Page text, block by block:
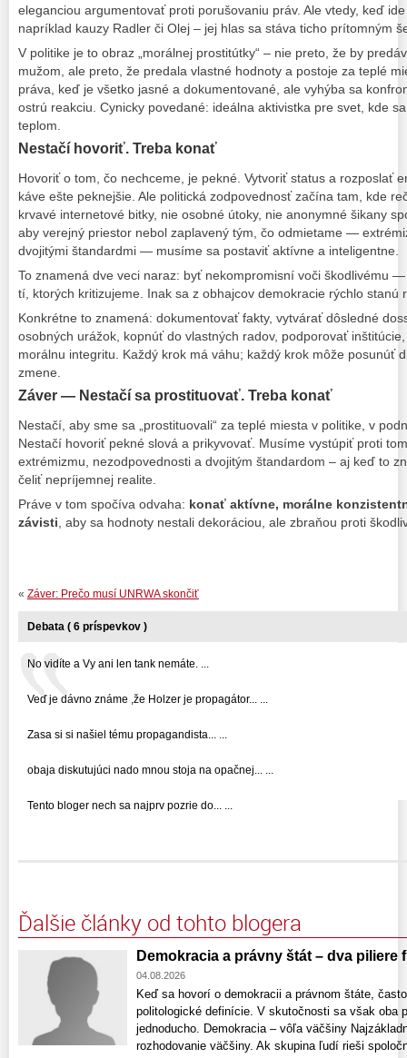
eleganciou argumentovať proti porušovaniu práv. Ale vtedy, keď
napríklad kauzy Radler či Olej – jej hlas sa stáva ticho prítomným
V politike je to obraz „morálnej prostitútky“ – nie preto, že by
mužom, ale preto, že predala vlastné hodnoty a postoje za teplé
práva, keď je všetko jasné a dokumentované, ale vyhýba sa
ostrú reakciu. Cynicky povedané: ideálna aktivistka pre svet, kde
teplom.
Nestačí hovoriť. Treba konať
Hovoriť o tom, čo nechceme, je pekné. Vytvoriť status a rozposlať
káve ešte peknejšie. Ale politická zodpovednosť začína tam, kde
krvavé internetové bitky, nie osobné útoky, nie anonymné šikany
aby verejný priestor nebol zaplavený tým, čo odmietame —
dvojitými štandardmi — musíme sa postaviť aktívne a inteligentne.
To znamená dve veci naraz: byť nekompromisní voči škodlivému
tí, ktorých kritizujeme. Inak sa z obhajcov demokracie rýchlo stanú
Konkrétne to znamená: dokumentovať fakty, vytvárať dôsledné
osobných urážok, kopnúť do vlastných radov, podporovať
morálnu integritu. Každý krok má váhu; každý krok môže posunúť
zmene.
Záver — Nestačí sa prostituovať. Treba konať
Nestačí, aby sme sa „prostituovali“ za teplé miesta v politike, v
Nestačí hovoriť pekné slová a prikyvovať. Musíme vystúpiť proti
extrémizmu, nezodpovednosti a dvojitým štandardom – aj keď to
čeliť nepríjemnej realite.
Práve v tom spočíva odvaha: konať aktívne, morálne
závisti , aby sa hodnoty nestali dekoráciou, ale zbraňou proti
« Záver: Prečo musí UNRWA skončiť
Debata ( 6 príspevkov )
No vidíte a Vy ani len tank nemáte. ...
Veď je dávno známe ,že Holzer je propagátor... ...
Zasa si si našiel tému propagandista... ...
obaja diskutujúci nado mnou stoja na opačnej... ...
Tento bloger nech sa najprv pozrie do... ...
Ďalšie články od tohto blogera
Demokracia a právny štát – dva
04.08.2026
Keď sa hovorí o demokracii a právnom štáte,
politologické definície. V skutočnosti sa však oba
jednoducho. Demokracia – vôľa väčšiny
rozhodovanie väčšiny. Ak skupina ľudí rieši